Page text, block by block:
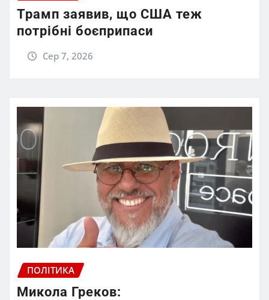
Трамп заявив, що США теж
потрібні боєприпаси
Сер 7, 2026
ПОЛІТИКА
Микола Греков: